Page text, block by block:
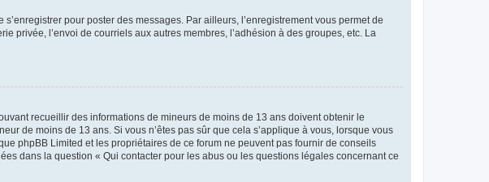
pour poster des messages. Par ailleurs, l’enregistrement vous permet de
privée, l’envoi de courriels aux autres membres, l’adhésion à des groupes, etc. La
recueillir des informations de mineurs de moins de 13 ans doivent obtenir le
de moins de 13 ans. Si vous n’êtes pas sûr que cela s’applique à vous, lorsque vous
phpBB Limited et les propriétaires de ce forum ne peuvent pas fournir de conseils
dans la question « Qui contacter pour les abus ou les questions légales concernant ce